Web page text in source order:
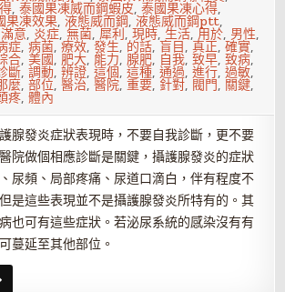
,泰國果凍威而鋼蝦皮,泰國果凍心得,
果凍效果,液態威而鋼,液態威而鋼ptt,
滿意, 炎症,無菌,犀利,現時,生活, 用於, 男性,
症,病菌,療效,發生, 的話,盲目,真正,確實,
合,美國,肥大, 能力,腺肥, 自我,致早,致病,
斷,調動,辨證,這個,這種,通過,進行,過敏,
麼,部位,醫治,醫院,重要, 針對, 閥門, 關鍵,
疼,體內
腺發炎症狀表現時，不要自我診斷，更不要
院做個相應診斷是關鍵，攝護腺發炎的症狀
尿頻、局部疼痛、尿道口滴白，伴有程度不
是這些表現並不是攝護腺發炎所特有的。其
也可有這些症狀。若泌尿系統的感染沒有有
蔓延至其他部位。